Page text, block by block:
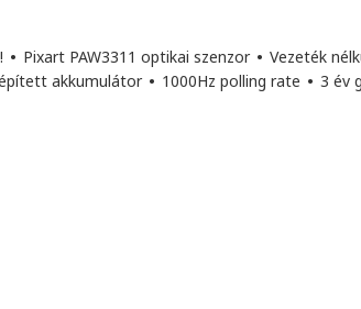
• Pixart PAW3311 optikai szenzor • Vezeték
akkumulátor • 1000Hz polling rate • 3 év